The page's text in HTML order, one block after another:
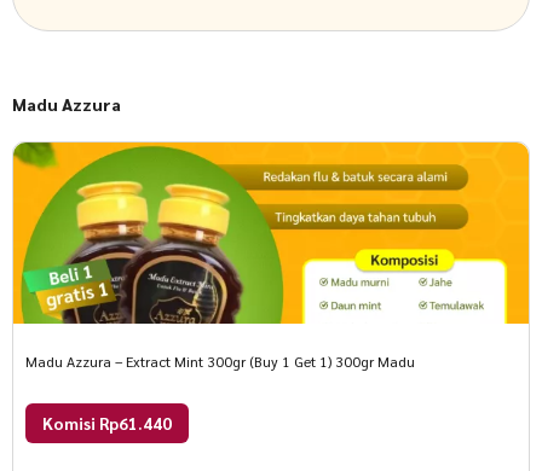
Madu Azzura
Madu Azzura – Extract Mint 300gr (Buy 1 Get 1) 300gr Madu
Komisi Rp61.440